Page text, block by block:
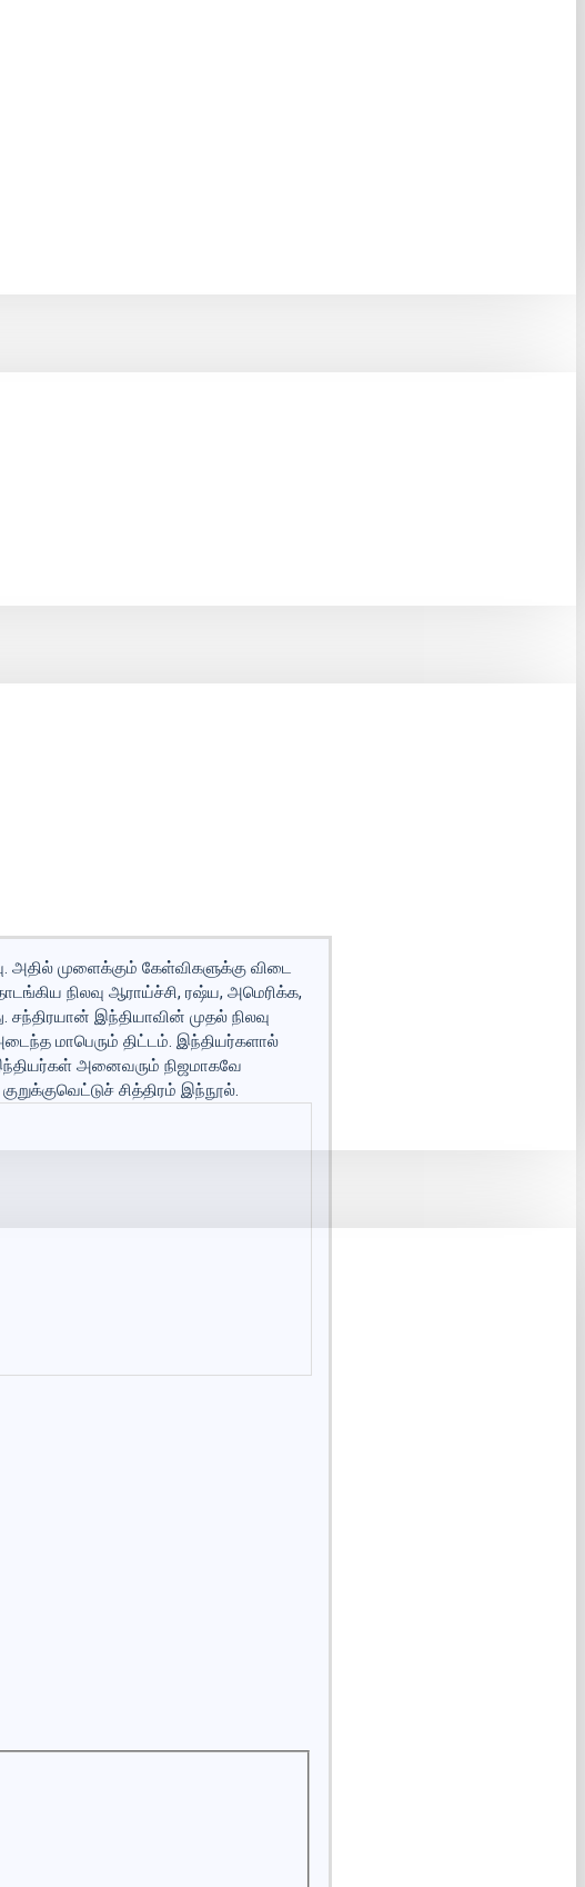
முளைக்கும் கேள்விகளுக்கு விடை
நிலவு ஆராய்ச்சி, ரஷ்ய, அமெரிக்க,
இந்தியாவின் முதல் நிலவு
மாபெரும் திட்டம். இந்தியர்களால்
அனைவரும் நிஜமாகவே
சித்திரம் இந்நூல்.